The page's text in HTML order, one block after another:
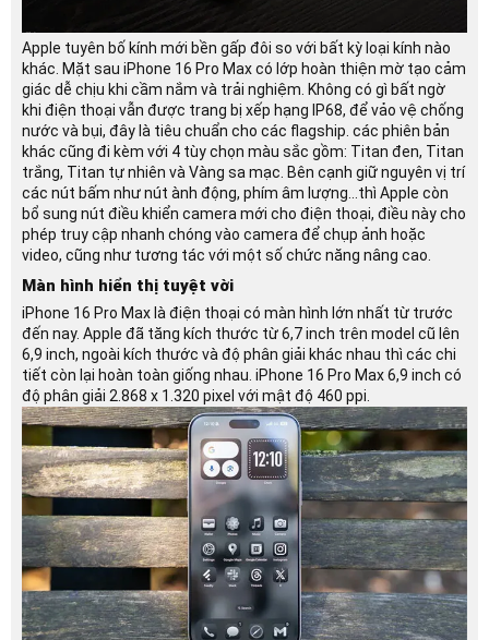
Apple tuyên bố kính mới bền gấp đôi so với bất kỳ loại kính nào
khác. Mặt sau iPhone 16 Pro Max có lớp hoàn thiện mờ tạo cảm
giác dễ chịu khi cầm nắm và trải nghiệm. Không có gì bất ngờ
khi điện thoại vẫn được trang bị xếp hạng IP68, để vảo vệ chống
nước và bụi, đây là tiêu chuẩn cho các flagship. các phiên bản
khác cũng đi kèm với 4 tùy chọn màu sắc gồm: Titan đen, Titan
trắng, Titan tự nhiên và Vàng sa mạc. Bên cạnh giữ nguyên vị trí
các nút bấm như nút ành động, phím âm lượng…thì Apple còn
bổ sung nút điều khiển camera mới cho điện thoại, điều này cho
phép truy cập nhanh chóng vào camera để chụp ảnh hoặc
video, cũng như tương tác với một số chức năng nâng cao.
Màn hình hiển thị tuyệt vời
iPhone 16 Pro Max là điện thoại có màn hình lớn nhất từ trước
đến nay. Apple đã tăng kích thước từ 6,7 inch trên model cũ lên
6,9 inch, ngoài kích thước và độ phân giải khác nhau thì các chi
tiết còn lại hoàn toàn giống nhau. iPhone 16 Pro Max 6,9 inch có
độ phân giải 2.868 x 1.320 pixel với mật độ 460 ppi.